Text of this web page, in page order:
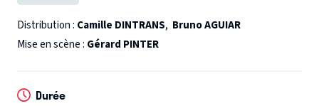
encombrants ? Qui n'a jamais voulu découper les robes de
sa femme ? Vivre à deux revient à traverser un champ de
mines : les habitudes, les petites manies, la jalousie, la
vous serez prêts à faire péter les noces de diamant !
Distribution : Camille DINTRANS, Bruno AGUIAR
Mise en scène : Gérard PINTER
Durée